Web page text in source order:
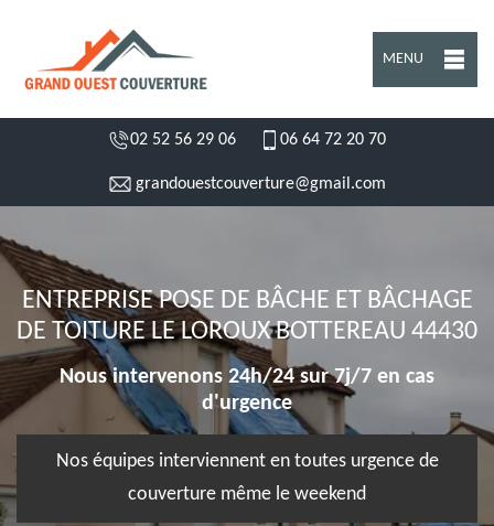
MENU
02 52 56 29 06 06 64 72 20 70
grandouestcouverture@gmail.com
ENTREPRISE POSE DE BÂCHE ET BÂCHAGE
DE TOITURE LE LOROUX BOTTEREAU 44430
Nous intervenons 24h/24 sur 7j/7 en cas
d'urgence
Nos équipes interviennent en toutes urgence de
couverture même le weekend